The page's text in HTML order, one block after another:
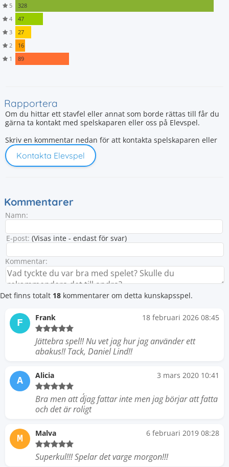
5
328
4
47
3
27
2
16
1
89
Rapportera
Om du hittar ett stavfel eller annat som borde rättas till får du
gärna ta kontakt med spelskaparen eller oss på Elevspel.
Skriv en kommentar nedan för att kontakta spelskaparen eller
Kontakta Elevspel
Kommentarer
Namn:
E-post: (Visas inte - endast för svar)
Kommentar:
Det finns totalt 18 kommentarer om detta kunskapsspel.
F Frank 18 februari 2026 08:45
Jättebra spel!! Nu vet jag hur jag använder ett
abakus!! Tack, Daniel Lind!!
A Alicia 3 mars 2020 10:41
Bra men att d´jag fattar inte men jag börjar att fatta
och det är roligt
M Malva 6 februari 2019 08:28
Superkul!!! Spelar det varge morgon!!!